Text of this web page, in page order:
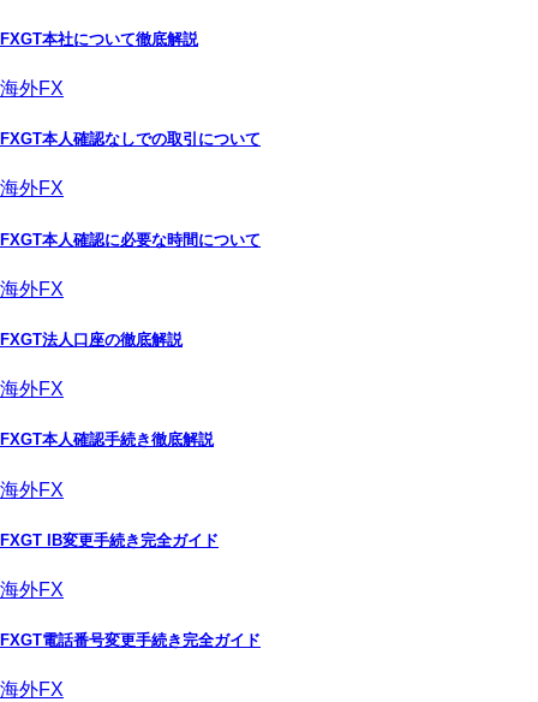
FXGT本社について徹底解説
海外FX
FXGT本人確認なしでの取引について
海外FX
FXGT本人確認に必要な時間について
海外FX
FXGT法人口座の徹底解説
海外FX
FXGT本人確認手続き徹底解説
海外FX
FXGT IB変更手続き完全ガイド
海外FX
FXGT電話番号変更手続き完全ガイド
海外FX